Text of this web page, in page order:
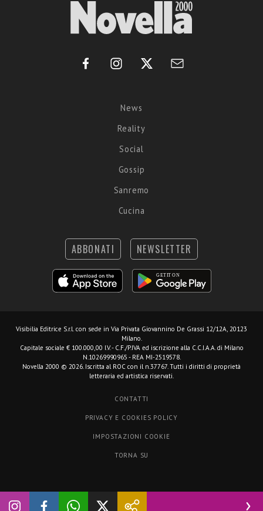
News
Reality
Social
Gossip
Sanremo
Cucina
ABBONATI NEWSLETTER
Visibilia Editrice S.r.l. con sede in Via Privata Giovannino De Grassi 12/12A, 20123
Milano.
Capitale sociale € 100.000,00 I.V. - C.F./P.IVA ed iscrizione alla C.C.I.A.A. di Milano
N.10269990965 - REA MI-2519578.
Novella 2000 © 2026. Iscritta al ROC con il n.37767. Tutti i diritti di proprietà
letteraria ed artistica riservati.
CONTATTI
PRIVACY E COOKIES POLICY
IMPOSTAZIONI COOKIE
TORNA SU